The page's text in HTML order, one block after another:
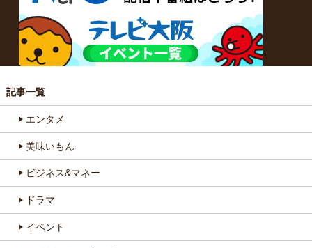
記事一覧
エンタメ
美味いもん
ビジネス&マネー
ドラマ
イベント